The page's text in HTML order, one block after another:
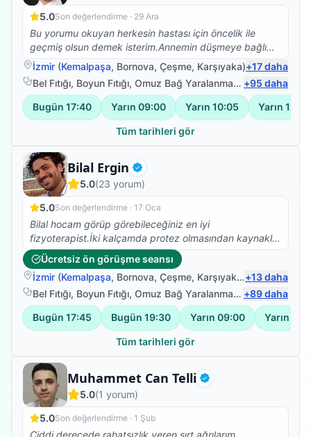
5.0Son değerlendirme · 29 Ara
Bu yorumu okuyan herkesin hastası için öncelik ile
geçmiş olsun demek isterim.Annemin düşmeye bağlı
beyin kanaması sonrası vücudunun sol tarafına
felç.oldu bu süreçte Ümit bey ile yolumuz buluştu ve
annem yaşına farklı kronik rahatsızlığına rağmen
yürüdü ve vücudunu kullabanilir hale geldi.Bunun için
teşekkür edemem yetmez,sanırım hastası olan 10
kişiye sorsak 50 si kendisi için içinden gelen yüm
yaşanmıyor tüm aile fertlerimiz bu süreçten
etkileniyor.İşte Ümit bey bunu başarıyor bizim ile
birlikte olmayı aileden biri olmayı ,o zamanda meslek
bilgisi ve insani değerleri ile başarılı oluyor.Kendisi
gerek nezaketi gerek iş tutuşu gerek değerleri ile
saygımızı sevgimizi kazandı.TEŞEKKÜRLER Ümit bey
tüm değerleriniz için emeğinize,yüreğinize sağlık.
İzmir (Kemalpaşa, Bornova, Çeşme, Karşıyaka)+17daha
Bel Fıtığı, Boyun Fıtığı, Omuz Bağ Yaralanması ,Protez
+95 daha
Bugün 17:40 Yarın 09:00 Yarın 10:05 Yarın 11:10
Tüm tarihleri gör
Bilal Ergin Doğrulanmış
Fizyoterapist
5.0(23 yorum)
5.0Son değerlendirme · 17 Oca
Bilal hocam görüp görebileceğiniz en iyi
fizyoterapist.İki kalçamda protez olmasından kaynaklı
Skolyoz başlangıcı teşhisi kondu. Ağrılarımın artması
nedeniyle fizyoterapist arayışına girdim ve Bilal
Hocamla çalışmaya başladık. Abartmıyorum iki
seanstan sonra belimdeki ağrılar yok oldu.Dik durmaya
başladım. Ve yürüyüşüm düzeldi.Kendisinin bilgisi
güleryüzü ve modum düştüğünde pozitif yaklaşımıyla
harika bir iş başardı. Kendimi çok iyi
hissediyorum.Fizyoterapim devam ediyor.Emeklerinize
sağlık.
Ücretsiz ön görüşme seansı
İzmir (Kemalpaşa, Bornova, Çeşme, Karşıyaka )+13daha
Bel Fıtığı, Boyun Fıtığı, Omuz Bağ Yaralanması ,Protez
+89daha
Bugün 17:45 Bugün 19:30 Yarın 09:00 Yarın
Tüm tarihleri gör
Muhammet Can Telli Doğrulanmış
Fizyoterapist
5.0(1 yorum)
5.0Son değerlendirme · 1 Şub